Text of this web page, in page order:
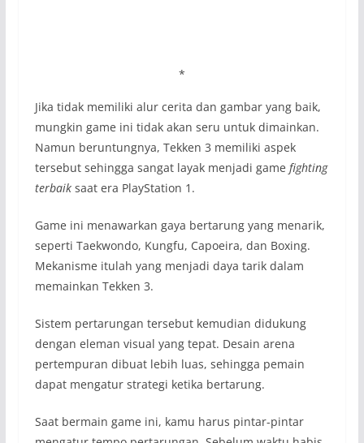
*
Jika tidak memiliki alur cerita dan gambar yang baik,
mungkin game ini tidak akan seru untuk dimainkan.
Namun beruntungnya, Tekken 3 memiliki aspek
tersebut sehingga sangat layak menjadi game fighting
terbaiksaat era PlayStation 1.
Game ini menawarkan gaya bertarung yang menarik,
seperti Taekwondo, Kungfu, Capoeira, dan Boxing.
Mekanisme itulah yang menjadi daya tarik dalam
memainkan Tekken 3.
Sistem pertarungan tersebut kemudian didukung
dengan eleman visual yang tepat. Desain arena
pertempuran dibuat lebih luas, sehingga pemain
dapat mengatur strategi ketika bertarung.
Saat bermain game ini, kamu harus pintar-pintar